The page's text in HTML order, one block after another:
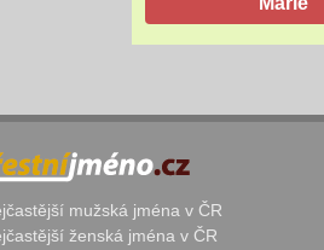
mužská jména v ČR
ženská jména v ČR